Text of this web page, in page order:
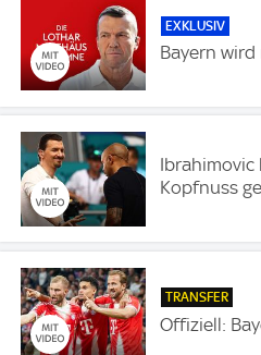
EXKLUSIV
Bayern
Ibrahimovic
Kopfnuss
TRANSFER
Offiziell: